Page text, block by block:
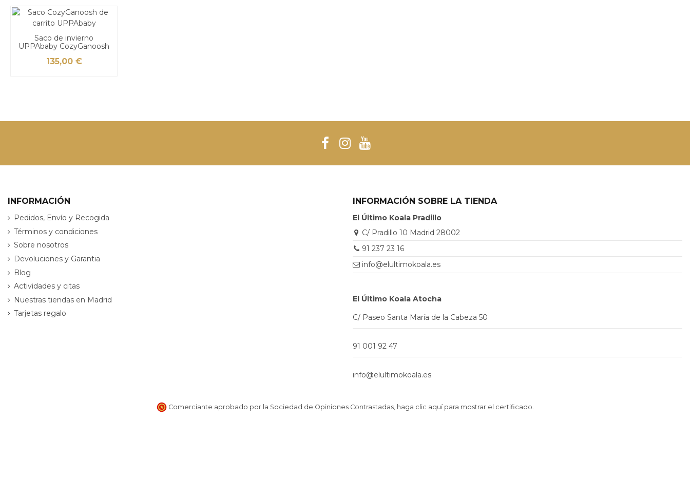
Saco de invierno
UPPAbaby CozyGanoosh
135,00 €
INFORMACIÓN
Pedidos, Envío y Recogida
Términos y condiciones
Sobre nosotros
Devoluciones y Garantia
Blog
Actividades y citas
Nuestras tiendas en Madrid
Tarjetas regalo
INFORMACIÓN SOBRE LA TIENDA
El Último Koala Pradillo
C/ Pradillo 10 Madrid 28002
91 237 23 16
info@elultimokoala.es
El Último Koala Atocha
C/ Paseo Santa María de la Cabeza 50
91 001 92 47
info@elultimokoala.es
Comerciante aprobado por la Sociedad de Opiniones Contrastadas, haga clic aquí para mostrar el certificado